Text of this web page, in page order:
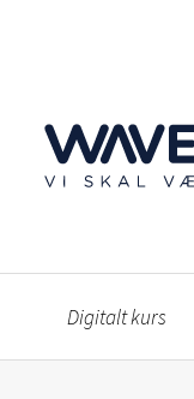
Digitalt kurs